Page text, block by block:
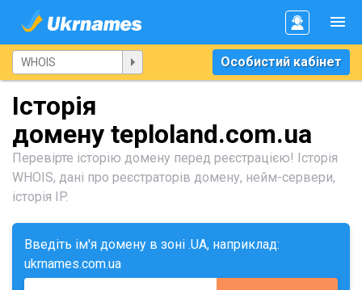
Особистий кабінет
Історія
домену teploland.com.ua
Перевірте історію домену перед реєстрацією! Історія
WHOIS, дані про реєстраторів домену, нейм-сервери,
історія IP.
Введіть ім'я домену в зоні .UA, наприклад:
ukrnames.com.ua